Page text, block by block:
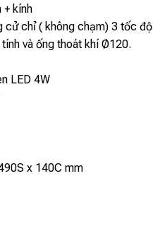
+ kính
cử chỉ ( không chạm) 3 tốc độ
và ống thoát khí Ø120.
LED 4W
x 140C mm